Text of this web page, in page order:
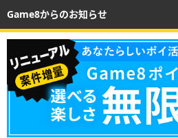
Game8からのお知らせ